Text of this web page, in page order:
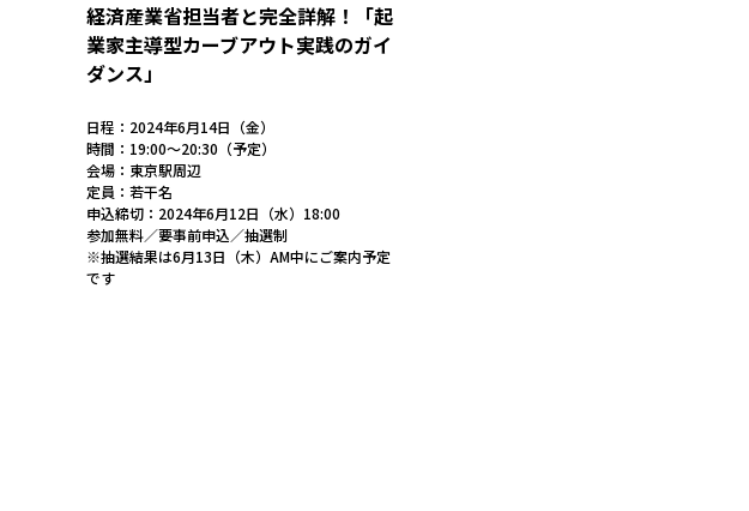
経済産業省担当者と完全詳解！「起
業家主導型カーブアウト実践のガイ
ダンス」
日程：2024年6月14日（金）
時間：19:00〜20:30（予定）
会場：東京駅周辺
定員：若干名
申込締切：2024年6月12日（水）18:00
参加無料／要事前申込／抽選制
※抽選結果は6月13日（木）AM中にご案内予定
です